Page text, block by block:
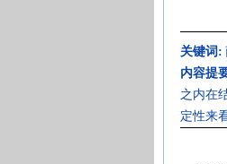
关键词:
内容提
之内在
定性来